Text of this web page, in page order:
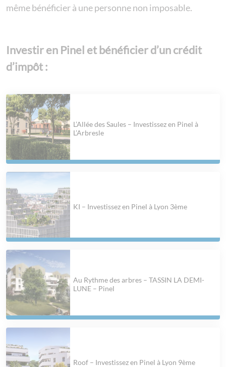
même bénéficier à une personne non imposable.
Investir en Pinel et bénéficier d’un crédit
d’impôt :
L’Allée des Saules – Investissez en Pinel à
L’Arbresle
KI – Investissez en Pinel à Lyon 3ème
Au Rythme des arbres – TASSIN LA DEMI-
LUNE – Pinel
Roof – Investissez en Pinel à Lyon 9ème